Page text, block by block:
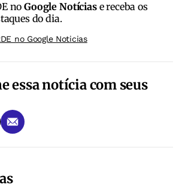
noGoogle Notíciase receba os
do dia.
no Google Noticias
essa notícia com seus